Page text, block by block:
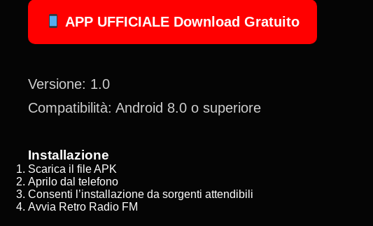
APP UFFICIALE Download Gratuito
Versione: 1.0
Compatibilità: Android 8.0 o superiore
Installazione
Scarica il file APK
Aprilo dal telefono
Consenti l’installazione da sorgenti attendibili
Avvia Retro Radio FM